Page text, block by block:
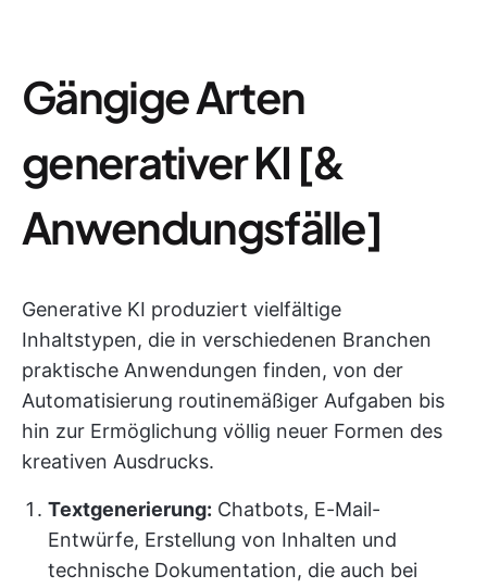
Gängige Arten
generativer KI [&
Anwendungsfälle]
Generative KI produziert vielfältige
Inhaltstypen, die in verschiedenen Branchen
praktische Anwendungen finden, von der
Automatisierung routinemäßiger Aufgaben bis
hin zur Ermöglichung völlig neuer Formen des
kreativen Ausdrucks.
Textgenerierung: Chatbots, E-Mail-
Entwürfe, Erstellung von Inhalten und
technische Dokumentation, die auch bei